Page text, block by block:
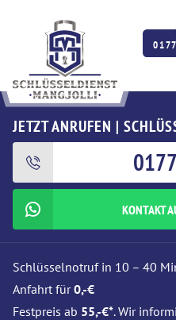
JETZT ANRUFEN |
KONTAKT
Schlüsselnotruf in 10 – 40
Anfahrt für0,-€
Festpreis ab 55,-€*. Wir